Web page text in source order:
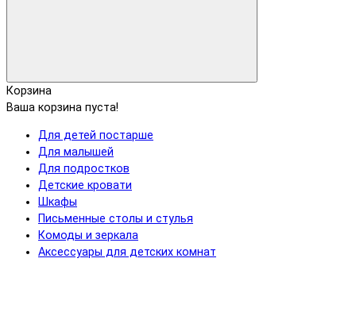
Корзина
Ваша корзина пуста!
Для детей постарше
Для малышей
Для подростков
Детские кровати
Шкафы
Письменные столы и стулья
Комоды и зеркала
Аксессуары для детских комнат